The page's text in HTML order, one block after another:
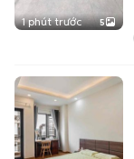
1 phút trước 5